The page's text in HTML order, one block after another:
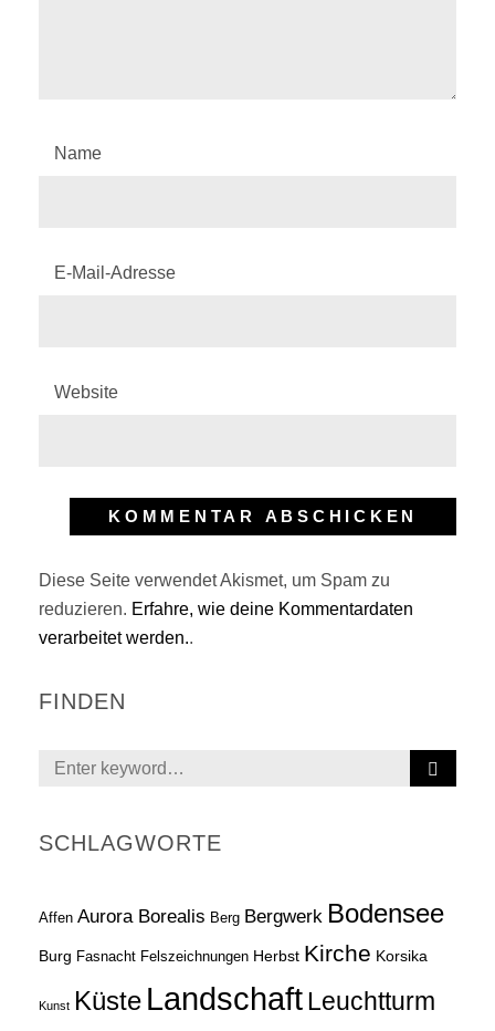
Name
E-Mail-Adresse
Website
Diese Seite verwendet Akismet, um Spam zu
reduzieren. Erfahre, wie deine Kommentardaten
verarbeitet werden..
FINDEN
Search
E
SCHLAGWORTE
Affen Aurora Borealis Berg Bergwerk Bodensee
Burg Fasnacht Felszeichnungen Herbst Kirche Korsika
Kunst Küste LandschaftLeuchtturm